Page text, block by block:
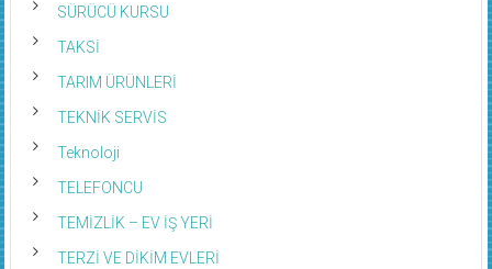
SÜRÜCÜ KURSU
TAKSİ
TARIM ÜRÜNLERİ
TEKNİK SERVİS
Teknoloji
TELEFONCU
TEMİZLİK – EV İŞ YERİ
TERZİ VE DİKİM EVLERİ